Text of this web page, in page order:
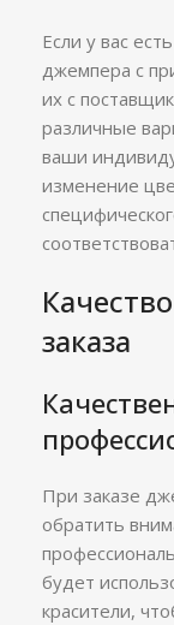
Если у вас
джемпера с
их с
различные
ваши
изменение
заказа
При заказе
обратить
будет
красители,